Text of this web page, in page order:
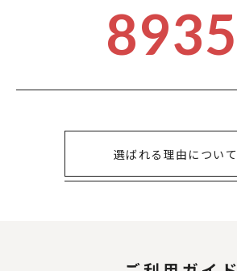
8935
選ばれる理由について